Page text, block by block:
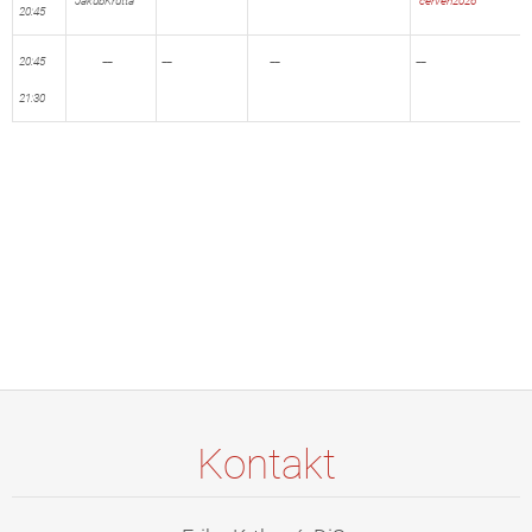
20:45
20:45
21:30
Kontakt